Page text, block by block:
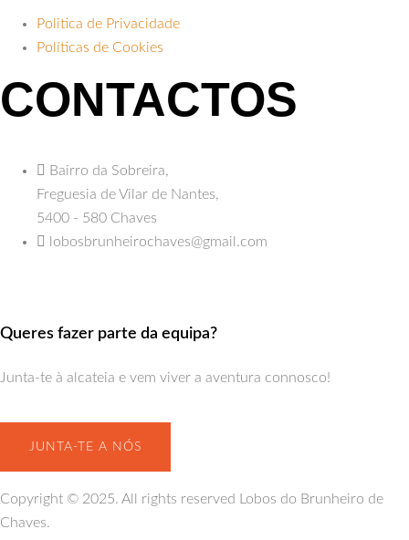
Politica de Privacidade
Políticas de Cookies
CONTACTOS
Bairro da Sobreira,
Freguesia de Vilar de Nantes,
5400 - 580 Chaves
lobosbrunheirochaves@gmail.com
Queres fazer parte da equipa?
Junta-te à alcateia e vem viver a aventura connosco!
JUNTA-TE A NÓS
Copyright © 2025. All rights reserved Lobos do Brunheiro de
Chaves.